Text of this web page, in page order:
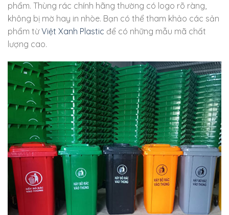
phẩm. Thùng rác chính hãng thường có logo rõ ràng,
không bị mờ hay in nhòe. Bạn có thể tham khảo các sản
phẩm từViệt Xanh Plastic để có những mẫu mã chất
lượng cao.